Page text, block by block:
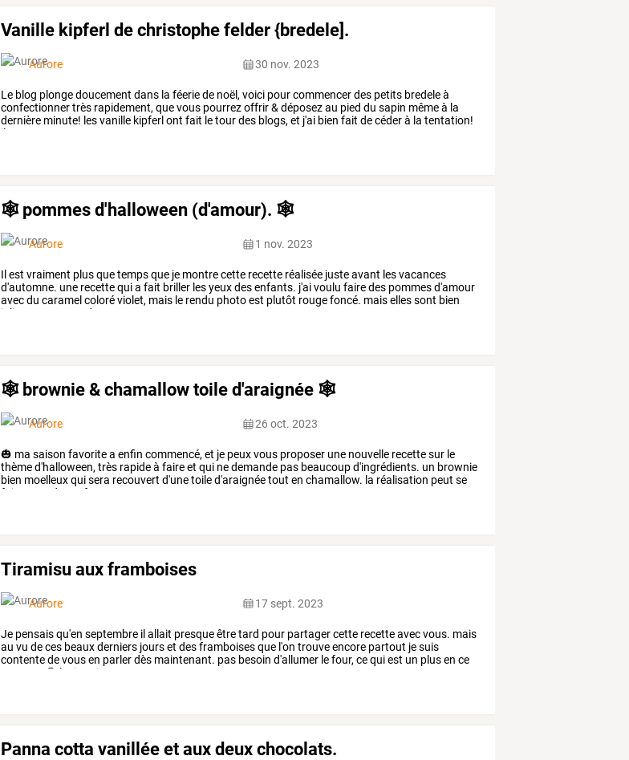
Vanille kipferl de christophe felder {bredele].
Aurore 30 nov. 2023
Le blog plongedoucement dans la féeriede noël,voici pourcommencerdes petits bredeleà
confectionnertrès rapidement,quevous pourrezoffrir&déposezau pied du sapin mêmeà la
dernière minute! lesvanille kipferl ont fait letourdes blogs,et j'ai bien fait decéderà la tentation!
ils
🕸️ pommes d'halloween (d'amour). 🕸️
Aurore 1 nov. 2023
Il est vraiment plusquetempsque je montrecette recette réalisée justeavant lesvacances
d'automne. une recettequia fait briller lesyeuxdesenfants. j'aivoulu fairedes pommesd'amour
avecdu caramel coloréviolet, mais le rendu photoest plutôt rougefoncé. maisellessont bien
jolies
gourmandes
🕸️ brownie & chamallow toile d'araignée 🕸️
Aurore 26 oct. 2023
🎃 ma saison favoritea enfin commencé, et je peuxvous proposer une nouvelle recettesur le
thèmed'halloween, très rapideà faireet qui nedemande pas beaucoupd'ingrédients. un brownie
bien moelleuxquisera recouvert d'unetoiled'araignéetout en chamallow. la réalisation peut se
faire
des enfants,
Tiramisu aux framboises
Aurore 17 sept. 2023
Je pensaisqu'en septembre il allait presqueêtretard pour partagercette recetteavecvous. mais
au vu deces beauxderniers jourset desframboisesque l'on trouveencore partout jesuis
contentedevousen parlerdès maintenant. pas besoin d'allumer lefour, cequiest un plusen ce
😉 le tiramisu
Panna cotta vanillée et aux deux chocolats.